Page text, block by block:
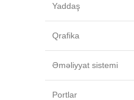
Yaddaş
Qrafika
Əməliyyat sistemi
Portlar